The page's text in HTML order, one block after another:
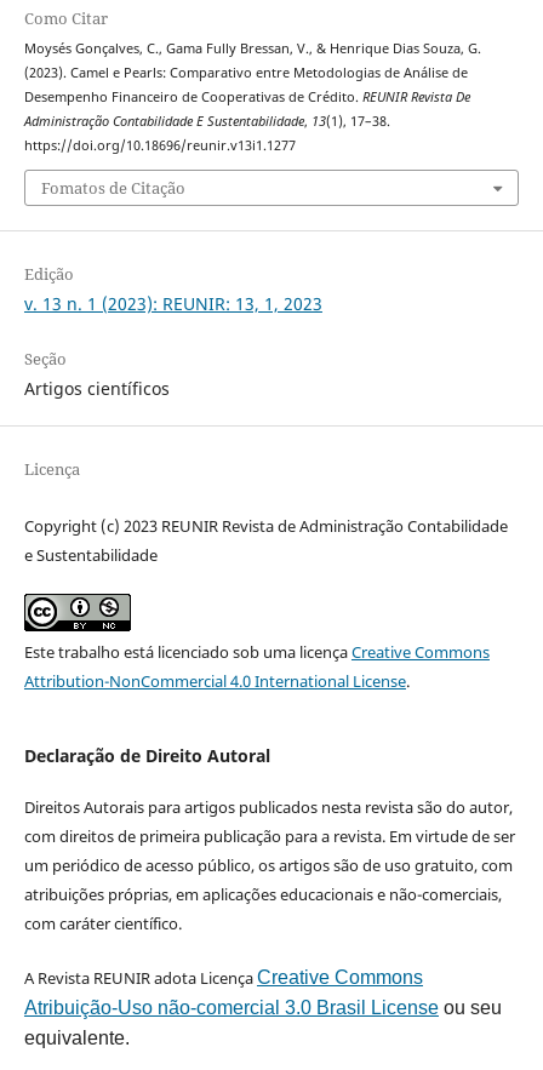
Como Citar
Moysés Gonçalves, C., Gama Fully Bressan, V., & Henrique Dias Souza, G.
(2023). Camel e Pearls: Comparativo entre Metodologias de Análise de
Desempenho Financeiro de Cooperativas de Crédito. REUNIR Revista De
Administração Contabilidade E Sustentabilidade, 13(1), 17–38.
https://doi.org/10.18696/reunir.v13i1.1277
Fomatos de Citação
Edição
v. 13 n. 1 (2023): REUNIR: 13, 1, 2023
Seção
Artigos científicos
Licença
Copyright (c) 2023 REUNIR Revista de Administração Contabilidade
e Sustentabilidade
Este trabalho está licenciado sob uma licençaCreative Commons
Attribution-NonCommercial 4.0 International License.
Declaração de Direito Autoral
Direitos Autorais para artigos publicados nesta revista são do autor,
com direitos de primeira publicação para a revista. Em virtude de ser
um periódico de acesso público, os artigos são de uso gratuito, com
atribuições próprias, em aplicações educacionais e não-comerciais,
com caráter científico.
A Revista REUNIR adota LicençaCreative Commons
Atribuição-Uso não-comercial 3.0 Brasil Licenseou seu
equivalente.